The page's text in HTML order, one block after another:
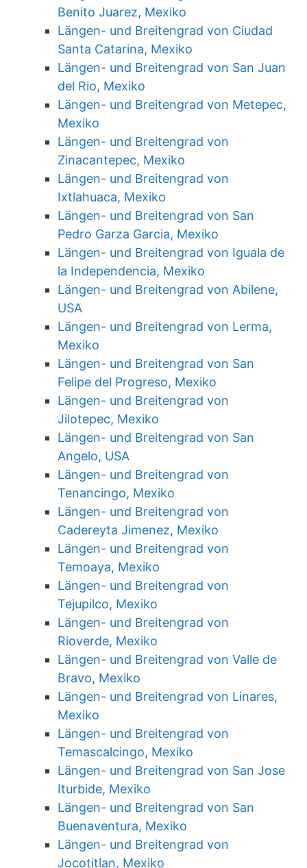
Benito Juarez, Mexiko
Längen- und Breitengrad von Ciudad
Santa Catarina, Mexiko
Längen- und Breitengrad von San Juan
del Rio, Mexiko
Längen- und Breitengrad von Metepec,
Mexiko
Längen- und Breitengrad von
Zinacantepec, Mexiko
Längen- und Breitengrad von
Ixtlahuaca, Mexiko
Längen- und Breitengrad von San
Pedro Garza Garcia, Mexiko
Längen- und Breitengrad von Iguala de
la Independencia, Mexiko
Längen- und Breitengrad von Abilene,
USA
Längen- und Breitengrad von Lerma,
Mexiko
Längen- und Breitengrad von San
Felipe del Progreso, Mexiko
Längen- und Breitengrad von
Jilotepec, Mexiko
Längen- und Breitengrad von San
Angelo, USA
Längen- und Breitengrad von
Tenancingo, Mexiko
Längen- und Breitengrad von
Cadereyta Jimenez, Mexiko
Längen- und Breitengrad von
Temoaya, Mexiko
Längen- und Breitengrad von
Tejupilco, Mexiko
Längen- und Breitengrad von
Rioverde, Mexiko
Längen- und Breitengrad von Valle de
Bravo, Mexiko
Längen- und Breitengrad von Linares,
Mexiko
Längen- und Breitengrad von
Temascalcingo, Mexiko
Längen- und Breitengrad von San Jose
Iturbide, Mexiko
Längen- und Breitengrad von San
Buenaventura, Mexiko
Längen- und Breitengrad von
Jocotitlan, Mexiko